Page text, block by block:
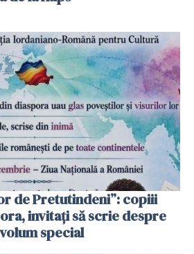
de Pretutindeni”: copiii
invitați să scrie despre
special